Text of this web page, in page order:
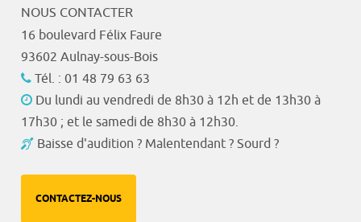
NOUS CONTACTER
16 boulevard Félix Faure
93602 Aulnay-sous-Bois
Tél. : 01 48 79 63 63
Du lundi au vendredi de 8h30 à 12h et de 13h30 à
17h30 ; et le samedi de 8h30 à 12h30.
Baisse d'audition ? Malentendant ? Sourd ?
CONTACTEZ-NOUS